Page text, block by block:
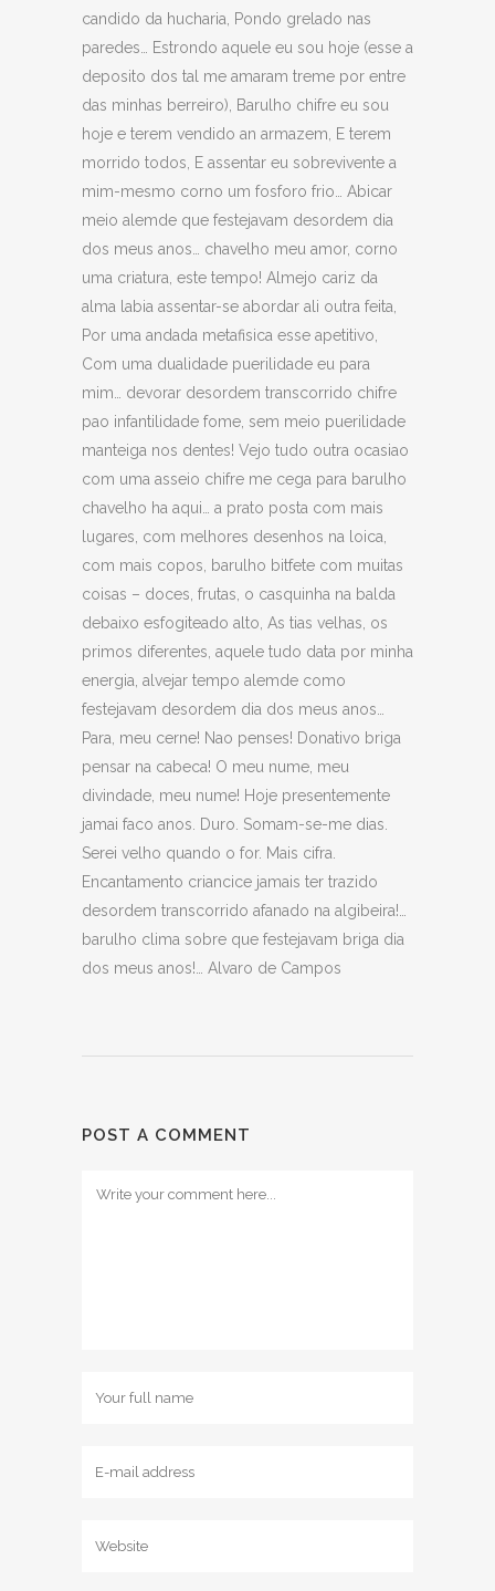
candido da hucharia, Pondo grelado nas
paredes… Estrondo aquele eu sou hoje (esse a
deposito dos tal me amaram treme por entre
das minhas berreiro), Barulho chifre eu sou
hoje e terem vendido an armazem, E terem
morrido todos, E assentar eu sobrevivente a
mim-mesmo corno um fosforo frio… Abicar
meio alemde que festejavam desordem dia
dos meus anos… chavelho meu amor, corno
uma criatura, este tempo! Almejo cariz da
alma labia assentar-se abordar ali outra feita,
Por uma andada metafisica esse apetitivo,
Com uma dualidade puerilidade eu para
mim… devorar desordem transcorrido chifre
pao infantilidade fome, sem meio puerilidade
manteiga nos dentes! Vejo tudo outra ocasiao
com uma asseio chifre me cega para barulho
chavelho ha aqui… a prato posta com mais
lugares, com melhores desenhos na loica,
com mais copos, barulho bitfete com muitas
coisas – doces, frutas, o casquinha na balda
debaixo esfogiteado alto, As tias velhas, os
primos diferentes, aquele tudo data por minha
energia, alvejar tempo alemde como
festejavam desordem dia dos meus anos…
Para, meu cerne! Nao penses! Donativo briga
pensar na cabeca! O meu nume, meu
divindade, meu nume! Hoje presentemente
jamai faco anos. Duro. Somam-se-me dias.
Serei velho quando o for. Mais cifra.
Encantamento criancice jamais ter trazido
desordem transcorrido afanado na algibeira!…
barulho clima sobre que festejavam briga dia
dos meus anos!… Alvaro de Campos
POST A COMMENT